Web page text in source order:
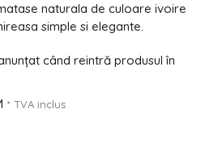
naturala de culoare ivoire
simple si elegante.
când reintră produsul în
* TVA inclus